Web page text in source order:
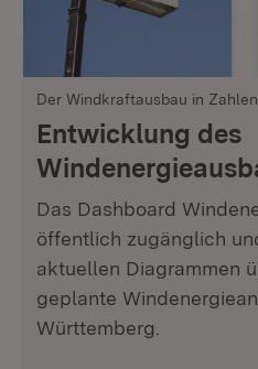
Der Windkraftausbau in Zahlen
Entwicklung des
Das Dashboard
öffentlich zugänglich
aktuellen Diagrammen
geplante
Württemberg.